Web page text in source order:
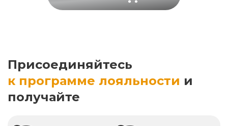
Присоединяйтесь
к программе лояльности и
получайте